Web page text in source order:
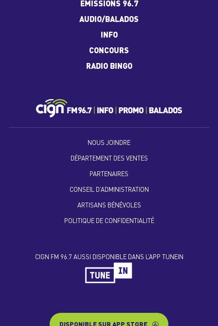
ÉMISSIONS 96.7
AUDIO/BALADOS
INFO
CONCOURS
RADIO BINGO
NOUS JOINDRE
DÉPARTEMENT DES VENTES
PARTENAIRES
CONSEIL D’ADMINISTRATION
ARTISANS BÉNÉVOLES
POLITIQUE DE CONFIDENTIALITÉ
CIGN FM 96.7 AUSSI DISPONIBLE DANS L’APP TUNEIN